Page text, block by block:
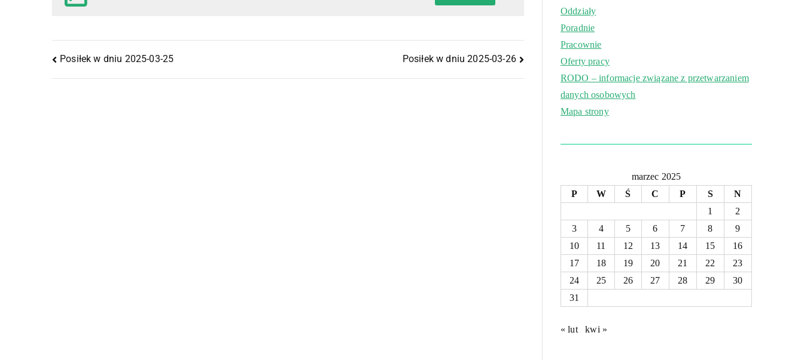
Posiłek w dniu 2025-03-25 Posiłek w dniu 2025-03-26
Oddziały
Poradnie
Pracownie
Oferty pracy
RODO – informacje związane z przetwarzaniem
danych osobowych
Mapa strony
marzec 2025
P
W Ś C P S
N
1
2
3
4 5 6 7 8
9
10
11 12 13 14 15
16
17
18 19 20 21 22
23
24
25 26 27 28 29
30
31
« lut kwi »